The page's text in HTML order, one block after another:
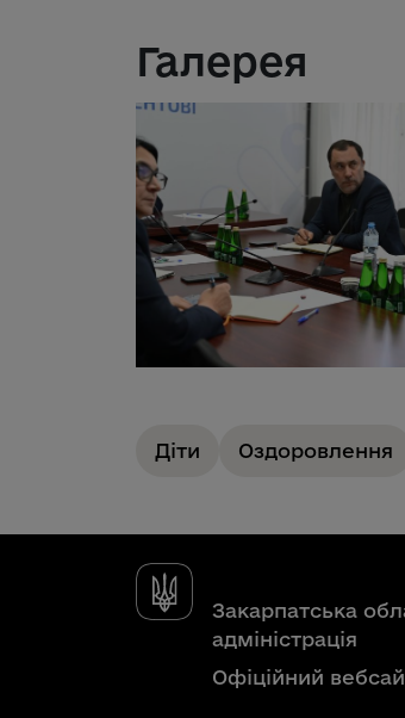
Галерея
Діти Оздоровлення
Закарпатська
адміністрація
Офіційний